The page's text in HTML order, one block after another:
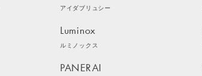
アイダブリュシー
Luminox
ルミノックス
PANERAI